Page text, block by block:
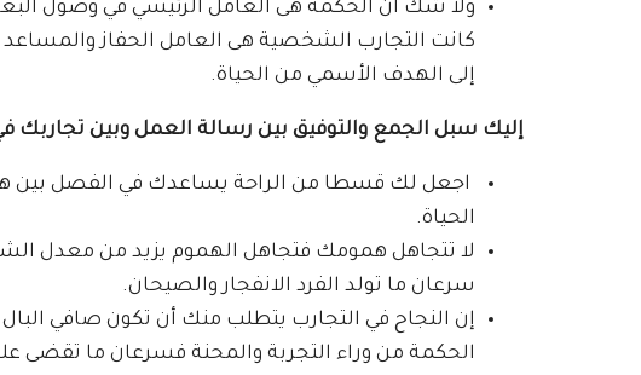
ولا شك أن الحكمة هى العامل الرئيسي في وصول
كانت التجارب الشخصية هى العامل الحفاز
إلى الهدف الأسمي من الحياة.
إليك سبل الجمع والتوفيق بين رسالة العمل وبين تجاربك
اجعل لك قسطا من الراحة يساعدك في الفصل بين
الحياة.
لا تتجاهل همومك فتجاهل الهموم يزيد من معدل
سرعان ما تولد الفرد الانفجار والصيحان.
إن النجاح في التجارب يتطلب منك أن تكون صافي
الحكمة من وراء التجربة والمحنة فسرعان ما تقضى